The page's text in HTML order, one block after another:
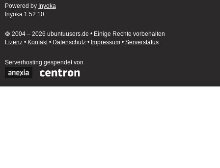
Powered by Inyoka
Inyoka 1.52.10
🄯 2004 – 2026 ubuntuusers.de • Einige Rechte vorbehalten
Lizenz• Kontakt• Datenschutz• Impressum• Serverstatus
Serverhosting gespendet von